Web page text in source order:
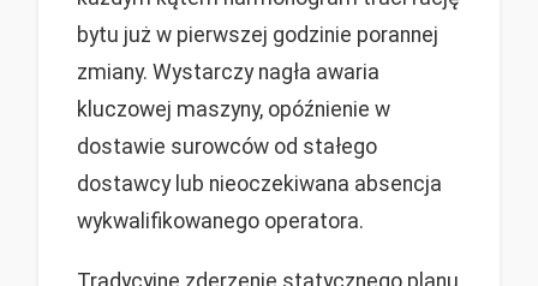
bytu już w pierwszej godzinie porannej
zmiany. Wystarczy nagła awaria
kluczowej maszyny, opóźnienie w
dostawie surowców od stałego
dostawcy lub nieoczekiwana absencja
wykwalifikowanego operatora.
Tradycyjne zderzenie statycznego planu